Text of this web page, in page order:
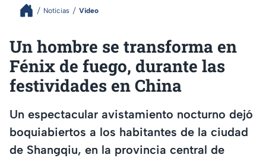
Noticias Video
Un hombre se transforma en
Fénix de fuego, durante las
festividades en China
Un espectacular avistamiento nocturno dejó
boquiabiertos a los habitantes de la ciudad
de Shangqiu, en la provincia central de